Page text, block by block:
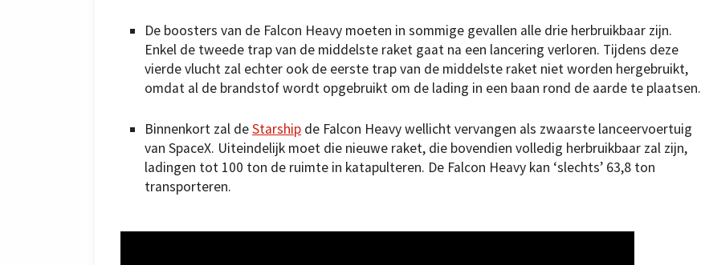
De boosters van de Falcon Heavy moeten in sommige gevallen alle drie herbruikbaar zijn.
Enkel de tweede trap van de middelste raket gaat na een lancering verloren. Tijdens deze
vierde vlucht zal echter ook de eerste trap van de middelste raket niet worden hergebruikt,
omdat al de brandstof wordt opgebruikt om de lading in een baan rond de aarde te plaatsen.
Binnenkort zal deStarship de Falcon Heavy wellicht vervangen als zwaarste lanceervoertuig
van SpaceX. Uiteindelijk moet die nieuwe raket, die bovendien volledig herbruikbaar zal zijn,
ladingen tot 100 ton de ruimte in katapulteren. De Falcon Heavy kan ‘slechts’ 63,8 ton
transporteren.